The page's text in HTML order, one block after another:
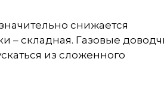
снижается
– складная. Газовые
из сложенного